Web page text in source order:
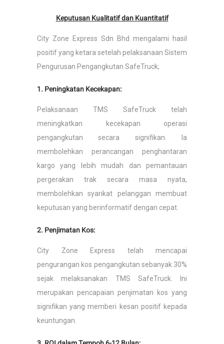
Keputusan Kualitatif dan Kuantitatif
City Zone Express Sdn Bhd mengalami hasil
positif yang ketara setelah pelaksanaan Sistem
Pengurusan Pengangkutan SafeTruck;
1. Peningkatan Kecekapan:
Pelaksanaan TMS SafeTruck telah
meningkatkan kecekapan operasi
pengangkutan secara signifikan. Ia
membolehkan perancangan penghantaran
kargo yang lebih mudah dan pemantauan
pergerakan trak secara masa nyata,
membolehkan syarikat pelanggan membuat
keputusan yang berinformatif dengan cepat.
2. Penjimatan Kos:
City Zone Express telah mencapai
pengurangan kos pengangkutan sebanyak 30%
sejak melaksanakan TMS SafeTruck. Ini
merupakan pencapaian penjimatan kos yang
signifikan yang memberi kesan positif kepada
keuntungan.